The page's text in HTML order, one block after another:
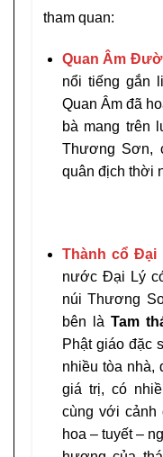
tham quan:
Quan Âm
nổi tiếng gắn
Quan Âm đã
bà mang trên
Thương Sơn,
quân địch thời
Thành cổ Đại
nước Đại Lý
núi Thương
bên làTam
Phật giáo đặc
nhiều tòa nhà,
giá trị, có
cùng với cảnh
hoa – tuyết –